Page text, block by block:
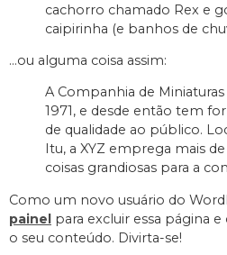
cachorro chamado Rex e
caipirinha (e banhos de
…ou alguma coisa assim:
A Companhia de
1971, e desde então tem
de qualidade ao público.
Itu, a XYZ emprega mais
coisas grandiosas para a
Como um novo usuário do
painel para excluir essa página
o seu conteúdo. Divirta-se!